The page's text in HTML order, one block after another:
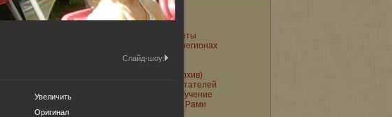
Подарки Рами
Поздравления
Практические советы
Представители в регионах
Притчи
Рами на радио
Рассылки Рами (архив)
Реальный опыт читателей
Регистрация на обучение
Семинары друзей Рами
Слайд-шоу:
Увеличить
Оригинал